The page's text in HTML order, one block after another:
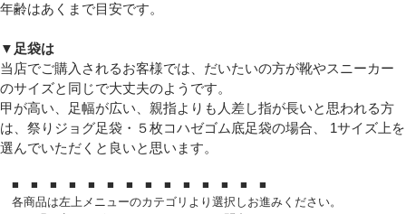
年齢はあくまで目安です。
▼足袋は
当店でご購入されるお客様では、だいたいの方が靴やスニーカー
のサイズと同じで大丈夫のようです。
甲が高い、足幅が広い、親指よりも人差し指が長いと思われる方
は、祭りジョグ足袋・５枚コハゼゴム底足袋の場合、 1サイズ上を
選んでいただくと良いと思います。
■ ■ ■ ■ ■ ■ ■ ■ ■ ■ ■ ■ ■ ■
各商品は左上メニューのカテゴリより選択しお進みください。